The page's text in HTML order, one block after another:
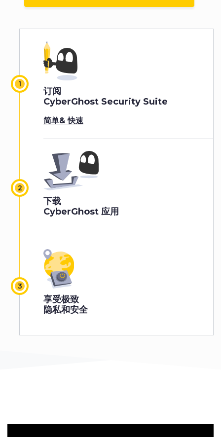
订阅
CyberGhost Security Suite
简单& 快速
下载
CyberGhost 应用
享受极致
隐私和安全